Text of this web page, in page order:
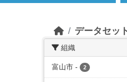
データセッ
組織
富山市 - 2